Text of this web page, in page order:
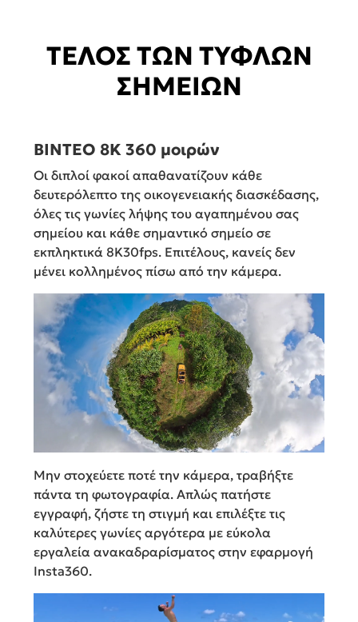
ΤΕΛΟΣ ΤΩΝ ΤΥΦΛΩΝ
ΣΗΜΕΙΩΝ
ΒΙΝΤΕΟ 8K 360 μοιρών
Οι διπλοί φακοί απαθανατίζουν κάθε
δευτερόλεπτο της οικογενειακής διασκέδασης,
όλες τις γωνίες λήψης του αγαπημένου σας
σημείου και κάθε σημαντικό σημείο σε
εκπληκτικά 8K30fps. Επιτέλους, κανείς δεν
μένει κολλημένος πίσω από την κάμερα.
Μην στοχεύετε ποτέ την κάμερα, τραβήξτε
πάντα τη φωτογραφία. Απλώς πατήστε
εγγραφή, ζήστε τη στιγμή και επιλέξτε τις
καλύτερες γωνίες αργότερα με εύκολα
εργαλεία ανακαδραρίσματος στην εφαρμογή
Insta360.